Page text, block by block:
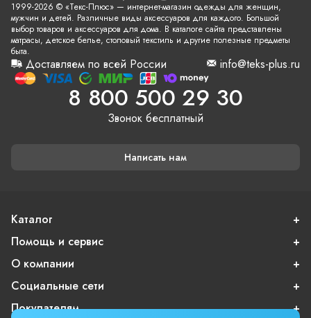
1999-2026 © «Текс-Плюс» — интернет-магазин одежды для женщин,
мужчин и детей. Различные виды аксессуаров для каждого. Большой
выбор товаров и аксессуаров для дома. В каталоге сайта представлены
матрасы, детское белье, столовый текстиль и другие полезные предметы
быта.
Доставляем по всей России info@teks-plus.ru
8 800 500 29 30
Звонок бесплатный
Написать нам
Каталог
Помощь и сервис
О компании
Социальные сети
Покупателям